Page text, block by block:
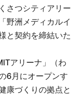
さつシティアリー
野洲メディカルイ
と契約を締結いた
アリーナ」（わ
6月にオープンす
康づくりの拠点と